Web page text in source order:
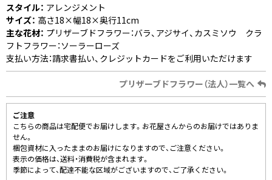
スタイル： アレンジメント
サイズ： 高さ18×幅18×奥行11cm
主な花材： プリザーブドフラワー：バラ、アジサイ、カスミソウ クラ
フトフラワー：ソーラーローズ
支払い方法：請求書払い、クレジットカードをご利用いただけます
プリザーブドフラワー（法人）一覧へ
ご注意
こちらの商品は宅配便でお届けします。お花屋さんからのお届けではありま
せん。
梱包資材に入ったままのお届けになりますので、ご注意ください。
表示の価格は、送料・消費税が含まれます。
季節によって、配達不能な区域がございますので、ご了承ください。